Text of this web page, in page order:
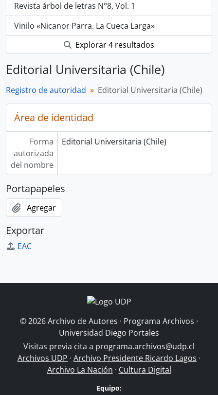
Revista árbol de letras N°8, Vol. 1
Vinilo «Nicanor Parra. La Cueca Larga»
Explorar 4 resultados
Editorial Universitaria (Chile)
Registro de autoridad Editorial Universitaria (Chile)
Área de identidad
Forma
autorizada
del nombre
Editorial Universitaria (Chile)
Portapapeles
Agregar
Exportar
EAC
© 2026 Archivo de Autores · Programa Archivos ·
Universidad Diego Portales
Visitas previa cita a programa.archivos@udp.cl
Archivos UDP · Archivo Presidente Ricardo Lagos ·
Archivo La Nación · Cultura Digital
Equipo: